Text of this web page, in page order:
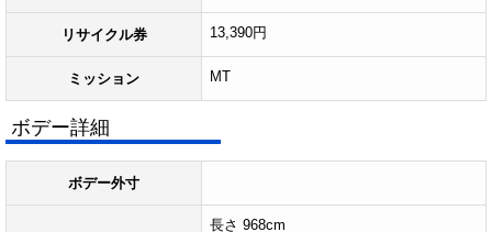
リサイクル券 13,390円
ミッション MT
ボデー詳細
ボデー外寸
長さ 968cm